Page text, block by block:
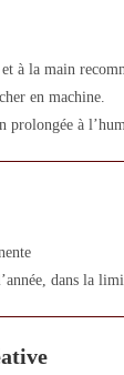
à la main
en machine.
prolongée à
dans la